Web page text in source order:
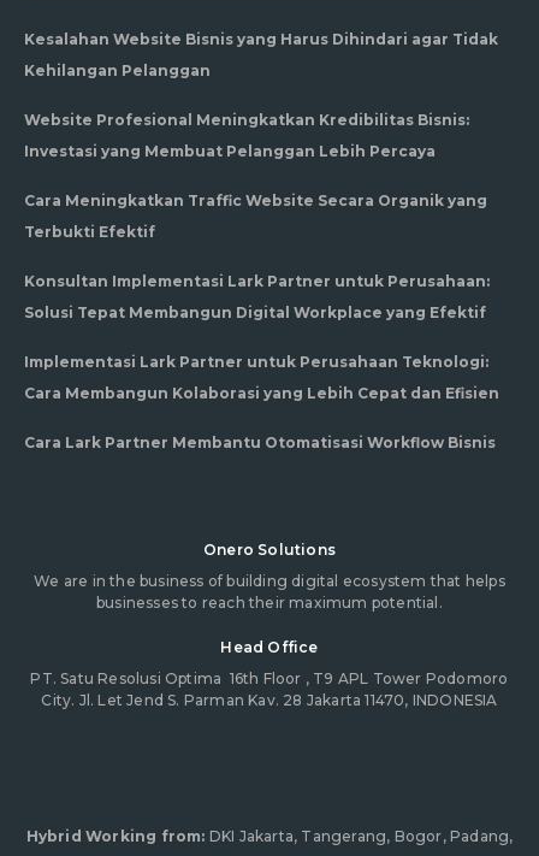
Kesalahan Website Bisnis yang Harus Dihindari agar Tidak
Kehilangan Pelanggan
Website Profesional Meningkatkan Kredibilitas Bisnis:
Investasi yang Membuat Pelanggan Lebih Percaya
Cara Meningkatkan Traffic Website Secara Organik yang
Terbukti Efektif
Konsultan Implementasi Lark Partner untuk Perusahaan:
Solusi Tepat Membangun Digital Workplace yang Efektif
Implementasi Lark Partner untuk Perusahaan Teknologi:
Cara Membangun Kolaborasi yang Lebih Cepat dan Efisien
Cara Lark Partner Membantu Otomatisasi Workflow Bisnis
Onero Solutions
We are in the business of building digital ecosystem that helps
businesses to reach their maximum potential.
Head Office
PT. Satu Resolusi Optima 16th Floor , T9 APL Tower Podomoro
City. Jl. Let Jend S. Parman Kav. 28 Jakarta 11470, INDONESIA
Hybrid Working from: DKI Jakarta, Tangerang, Bogor, Padang,